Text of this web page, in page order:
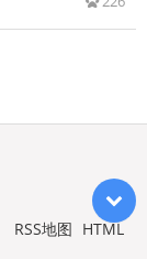
RSS地图 HTML